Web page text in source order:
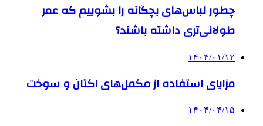
چطور لباس‌های بچگانه را بشوییم که عمر
طولانی‌تری داشته باشند؟
۱۴۰۴/۰۱/۱۲
مزایای استفاده از مکمل‌های اکتان و سوخت
۱۴۰۴/۰۴/۱۵